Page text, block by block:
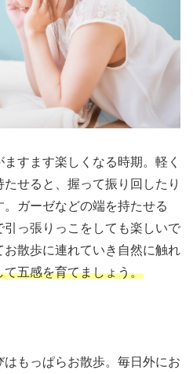
すます楽しくなる時期。軽く
せると、握って振り回したり
ガーゼなどの端を持たせる
っ張りっこをしても楽しいで
散歩に連れていき自然に触れ
て五感を育てましょう。
はもっぱらお散歩。毎日外にお